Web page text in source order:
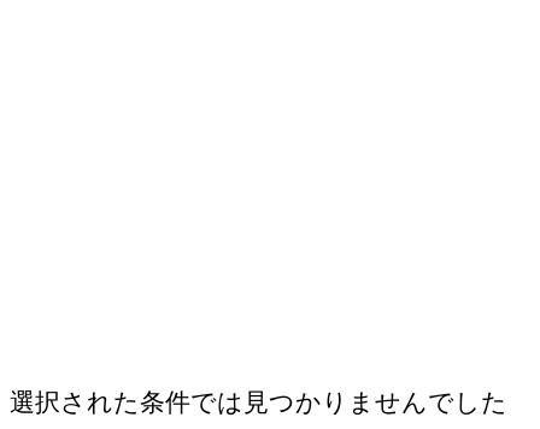
選択された条件では見つかりませんでした